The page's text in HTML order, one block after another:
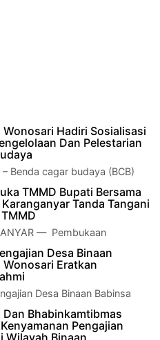
Wonosari Hadiri Sosialisasi
Dan Pelestarian
– Benda cagar budaya (BCB)
warisan budaya bersifat
struktur, situs. …
TMMD Bupati Bersama
Tanda Tangani
— Pembukaan
TMMD (TNI Manunggal
tahap I tahun 2023 di Desa
Desa Binaan
Wonosari Eratkan
Desa Binaan Babinsa
Eratkan Silahturahmi KLATEN -
Desa Duwet…
Dan Bhabinkamtibmas
Pengajian
Wilayah Binaan